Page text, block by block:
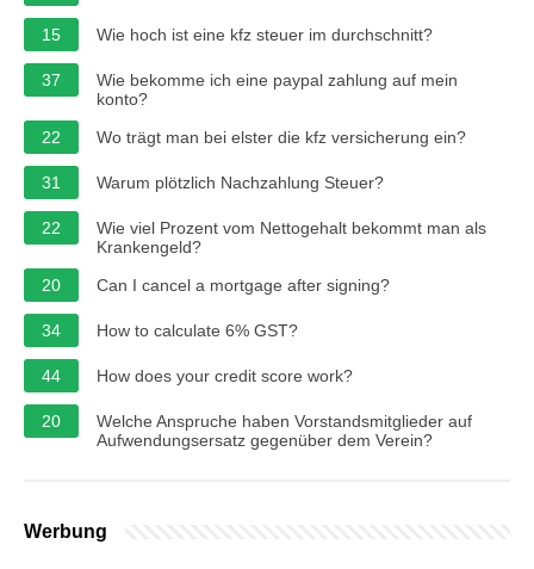
15 Wie hoch ist eine kfz steuer im durchschnitt?
37
Wie bekomme ich eine paypal zahlung auf mein
konto?
22
Wo trägt man bei elster die kfz versicherung ein?
31 Warum plötzlich Nachzahlung Steuer?
22
Wie viel Prozent vom Nettogehalt bekommt man als
Krankengeld?
20
Can I cancel a mortgage after signing?
34 How to calculate 6% GST?
44 How does your credit score work?
20
Welche Anspruche haben Vorstandsmitglieder auf
Aufwendungsersatz gegenüber dem Verein?
Werbung